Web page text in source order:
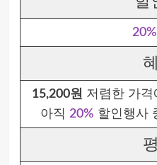
15,200원 저렴한 가격
아직 20% 할인행사